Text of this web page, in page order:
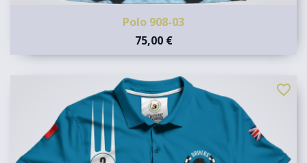
Polo 908-03
75,00 €
favorite_border